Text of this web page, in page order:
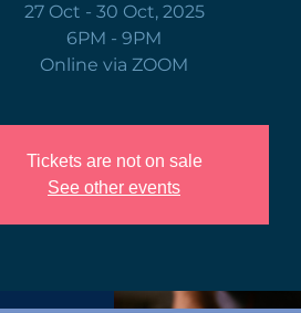
27 Oct - 30 Oct, 2025
6PM - 9PM
Online via ZOOM
Tickets are not on sale
See other events